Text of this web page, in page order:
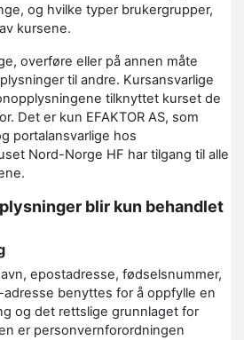
og hvilke typer brukergrupper,
kursene.
overføre eller på annen måte
til andre. Kursansvarlige
tilknyttet kurset de
Det er kun EFAKTOR AS, som
portalansvarlige hos
Nord-Norge HF har tilgang til alle
blir kun behandlet
epostadresse, fødselsnummer,
adresse benyttes for å oppfylle en
og det rettslige grunnlaget for
er personvernforordningen